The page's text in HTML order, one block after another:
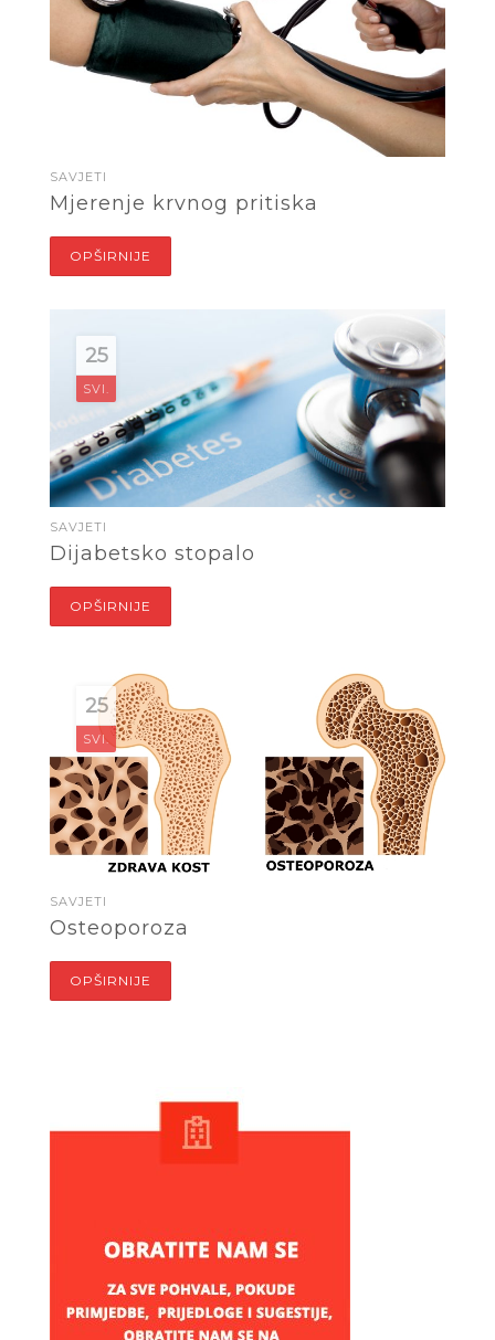
SAVJETI
Mjerenje krvnog pritiska
OPŠIRNIJE
25
SVI.
SAVJETI
Dijabetsko stopalo
OPŠIRNIJE
25
SVI.
SAVJETI
Osteoporoza
OPŠIRNIJE